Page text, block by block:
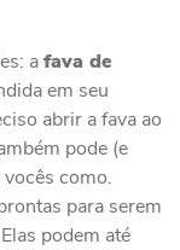
afava de
em seu
abrir a fava ao
pode (e
como.
para serem
podem até